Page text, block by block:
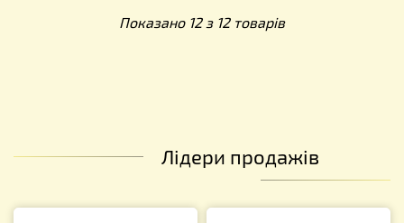
Показано 12 з 12 товарів
Лідери продажів